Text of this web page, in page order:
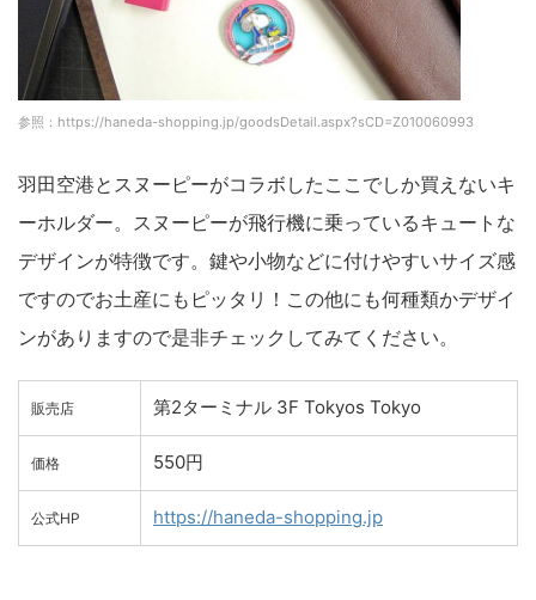
参照：https://haneda-shopping.jp/goodsDetail.aspx?sCD=Z010060993
羽田空港とスヌーピーがコラボしたここでしか買えないキ
ーホルダー。スヌーピーが飛行機に乗っているキュートな
デザインが特徴です。鍵や小物などに付けやすいサイズ感
ですのでお土産にもピッタリ！この他にも何種類かデザイ
ンがありますので是非チェックしてみてください。
販売店 第2ターミナル 3F Tokyos Tokyo
価格 550円
公式HP https://haneda-shopping.jp